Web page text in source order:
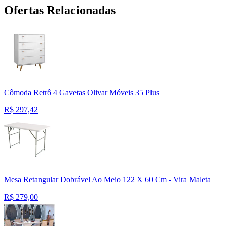
Ofertas Relacionadas
Cômoda Retrô 4 Gavetas Olivar Móveis 35 Plus
R$ 297,42
Mesa Retangular Dobrável Ao Meio 122 X 60 Cm - Vira Maleta
R$ 279,00